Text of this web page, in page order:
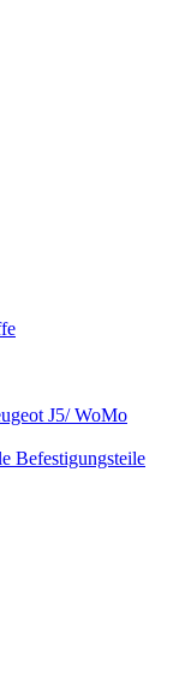
J5/ WoMo
Befestigungsteile